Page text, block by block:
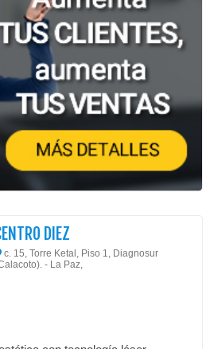
DIEZ
c. 15, Torre Ketal, Piso 1, Diagnosur
- La Paz,